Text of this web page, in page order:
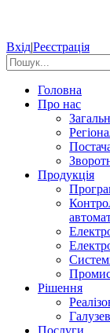
Вхід|Реєстрація
Головна
Про нас
Продукція
Рішення